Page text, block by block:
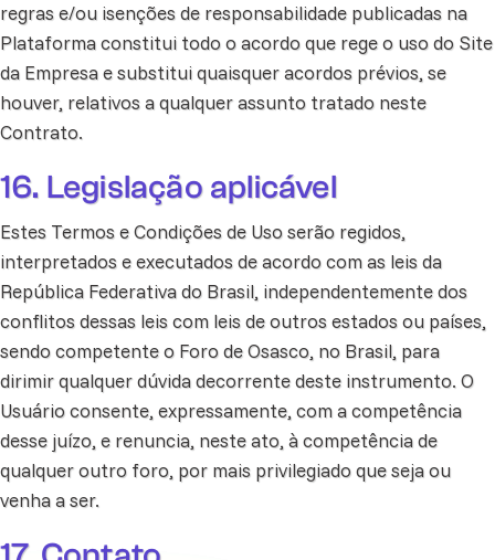
regras e/ou isenções de responsabilidade publicadas na
Plataforma constitui todo o acordo que rege o uso do Site
da Empresa e substitui quaisquer acordos prévios, se
houver, relativos a qualquer assunto tratado neste
Contrato.
16. Legislação aplicável
Estes Termos e Condições de Uso serão regidos,
interpretados e executados de acordo com as leis da
República Federativa do Brasil, independentemente dos
conflitos dessas leis com leis de outros estados ou países,
sendo competente o Foro de Osasco, no Brasil, para
dirimir qualquer dúvida decorrente deste instrumento. O
Usuário consente, expressamente, com a competência
desse juízo, e renuncia, neste ato, à competência de
qualquer outro foro, por mais privilegiado que seja ou
venha a ser.